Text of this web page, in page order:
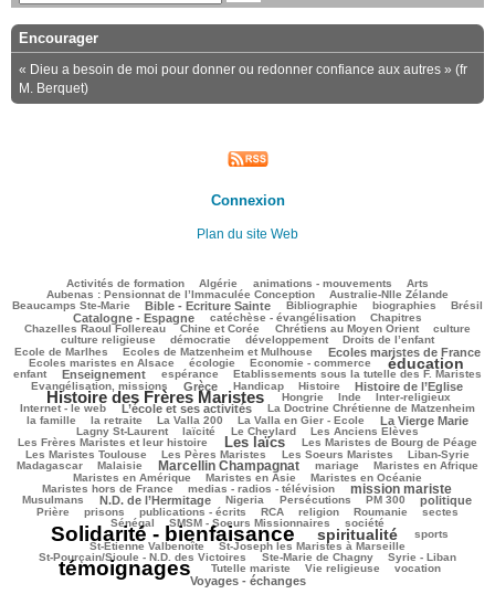
Encourager
« Dieu a besoin de moi pour donner ou redonner confiance aux autres » (fr
M. Berquet)
Connexion
Plan du site Web
Activités de formation Algérie animations - mouvements Arts
Aubenas : Pensionnat de l’Immaculée Conception
38/3000 Australie-Nlle Zélande
72/3000
Beaucamps Ste-Marie
783/3000 Bible - Ecriture Sainte
96/3000 Bibliographie
473/3000 biographies
101/3000 Brésil
703/3000
Catalogne - Espagne catéchèse - évangélisation Chapitres
Chazelles Raoul Follereau
103/3000 Chine et Corée
208/3000 Chrétiens au Moyen Orient
459/3000 culture
42/3000
culture religieuse
démocratie développement Droits de l’enfant
Ecole de Marlhes
119/3000 Ecoles de Matzenheim et Mulhouse
806/3000 Ecoles maristes de France
219/3000
Ecoles maristes en Alsace
501/3000 écologie
184/3000 Economie - commerce
1747/3000 éducation
168/3000
enfant
939/3000 Enseignement
241/3000 espérance
47/3000 Etablissements sous la tutelle des F. Maristes
256/3000
Evangélisation, missions
671/3000 Grèce
128/3000 Handicap
240/3000 Histoire
727/3000 Histoire de l’Eglise
1945/3000
Histoire des Frères Maristes
125/3000 Hongrie Inde
184/3000 Inter-religieux
229/3000
Internet - le web
1020/3000 L’école et ses activités
49/3000 La Doctrine Chrétienne de Matzenheim
327/3000
la famille
100/3000 la retraite
60/3000 La Valla 200
78/3000 La Valla en Gier - Ecole
661/3000 La Vierge Marie
416/3000
Lagny St-Laurent
laïcité Le Cheylard Les Anciens Elèves
Les Frères Maristes et leur histoire
1354/3000 Les laïcs
582/3000 Les Maristes de Bourg de Péage
325/3000
Les Maristes Toulouse
414/3000 Les Pères Maristes
379/3000 Les Soeurs Maristes
118/3000 Liban-Syrie
184/3000
Madagascar
40/3000 Malaisie
1327/3000 Marcellin Champagnat
49/3000 mariage
342/3000 Maristes en Afrique
303/3000
Maristes en Amérique
Maristes en Asie Maristes en Océanie
Maristes hors de France
344/3000 medias - radios - télévision
1132/3000 mission mariste
107/3000
Musulmans
903/3000 N.D. de l’Hermitage
23/3000 Nigeria
168/3000 Persécutions
173/3000 PM 300
803/3000 politique
187/3000
Prière
102/3000 prisons
320/3000 publications - écrits
165/3000 RCA
305/3000 religion
82/3000 Roumanie
47/3000 sectes
36/3000
Sénégal
SMSM - Soeurs Missionnaires société
Solidarité - bienfaisance
1820/3000 spiritualité
304/3000 sports
229/3000
St-Etienne Valbenoîte
St-Joseph les Maristes à Marseille
115/3000
St-Pourçain/Sioule - N.D. des Victoires
44/3000 Ste-Marie de Chagny
15/3000 Syrie - Liban
2900/3000
témoignages Tutelle mariste Vie religieuse vocation
Voyages - échanges